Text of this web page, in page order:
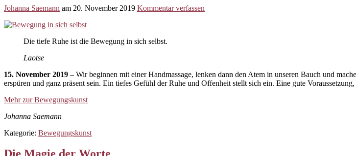
Johanna Saemann am 20. November 2019 Kommentar verfassen
Die tiefe Ruhe ist die Bewegung in sich selbst.
Laotse
15. November 2019 – Wir beginnen mit einer Handmassage, lenken dann den Atem in unseren Bauch und
erspüren und ganz präsent sein. Ein tiefes Gefühl der Ruhe und Offenheit stellt sich ein. Eine gute
Mehr zur Bewegungskunst
Johanna Saemann
Kategorie: Bewegungskunst